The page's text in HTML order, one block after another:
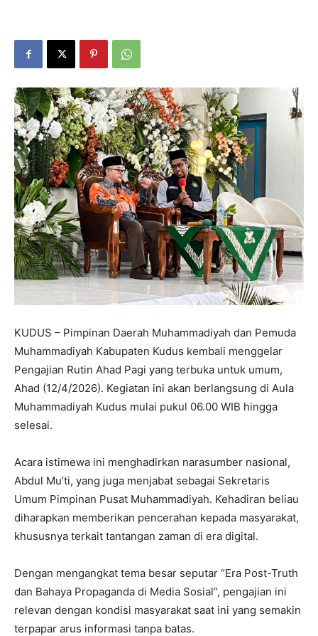
KUDUS – Pimpinan Daerah Muhammadiyah dan Pemuda
Muhammadiyah Kabupaten Kudus kembali menggelar
Pengajian Rutin Ahad Pagi yang terbuka untuk umum,
Ahad (12/4/2026). Kegiatan ini akan berlangsung di Aula
Muhammadiyah Kudus mulai pukul 06.00 WIB hingga
selesai.
Acara istimewa ini menghadirkan narasumber nasional,
Abdul Mu’ti, yang juga menjabat sebagai Sekretaris
Umum Pimpinan Pusat Muhammadiyah. Kehadiran beliau
diharapkan memberikan pencerahan kepada masyarakat,
khususnya terkait tantangan zaman di era digital.
Dengan mengangkat tema besar seputar “Era Post-Truth
dan Bahaya Propaganda di Media Sosial”, pengajian ini
relevan dengan kondisi masyarakat saat ini yang semakin
terpapar arus informasi tanpa batas.